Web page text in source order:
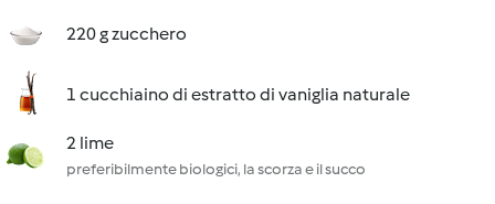
220 g zucchero
1 cucchiaino di estratto di vaniglia naturale
2 lime
preferibilmente biologici, la scorza e il succo